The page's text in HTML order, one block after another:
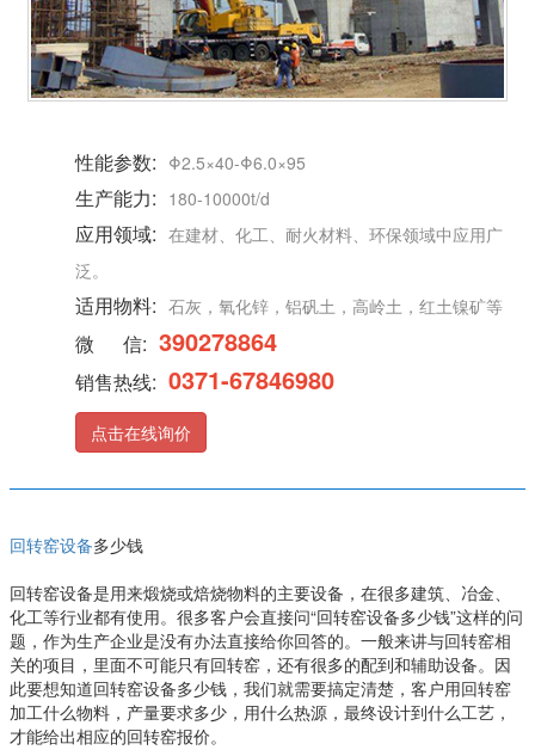
性能参数: Φ2.5×40-Φ6.0×95
生产能力: 180-10000t/d
应用领域: 在建材、化工、耐火材料、环保领域中应用广
泛。
适用物料: 石灰，氧化锌，铝矾土，高岭土，红土镍矿等
微 信: 390278864
销售热线: 0371-67846980
点击在线询价
回转窑设备多少钱
回转窑设备是用来煅烧或焙烧物料的主要设备，在很多建筑、冶金、
化工等行业都有使用。很多客户会直接问“回转窑设备多少钱”这样的问
题，作为生产企业是没有办法直接给你回答的。一般来讲与回转窑相
关的项目，里面不可能只有回转窑，还有很多的配到和辅助设备。因
此要想知道回转窑设备多少钱，我们就需要搞定清楚，客户用回转窑
加工什么物料，产量要求多少，用什么热源，最终设计到什么工艺，
才能给出相应的回转窑报价。